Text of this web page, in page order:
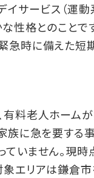
イサービス（運
性格とのこと
時に備えた短
料老人ホーム
族に急を要す
いません。現
エリアは鎌倉